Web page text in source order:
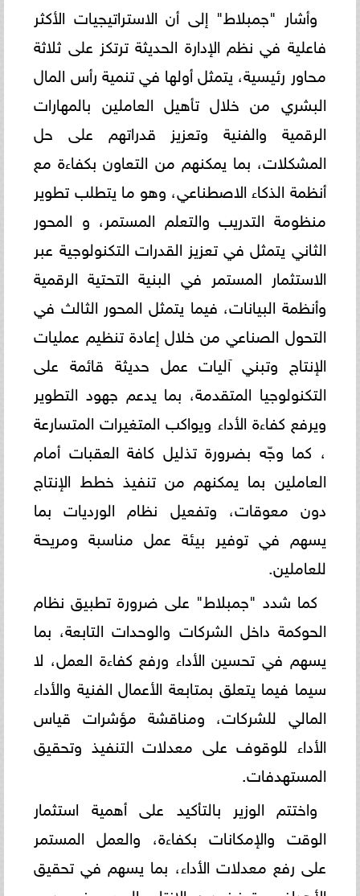
وأشار "جمبلاط" إلى أن الاستراتيجيات الأكثر
فاعلية في نظم الإدارة الحديثة ترتكز على ثلاثة
محاور رئيسية، يتمثل أولها في تنمية رأس المال
البشري من خلال تأهيل العاملين بالمهارات
الرقمية والفنية وتعزيز قدراتهم على حل
المشكلات، بما يمكنهم من التعاون بكفاءة مع
أنظمة الذكاء الاصطناعي، وهو ما يتطلب تطوير
منظومة التدريب والتعلم المستمر، و المحور
الثاني يتمثل في تعزيز القدرات التكنولوجية عبر
الاستثمار المستمر في البنية التحتية الرقمية
وأنظمة البيانات، فيما يتمثل المحور الثالث في
التحول الصناعي من خلال إعادة تنظيم عمليات
الإنتاج وتبني آليات عمل حديثة قائمة على
التكنولوجيا المتقدمة، بما يدعم جهود التطوير
ويرفع كفاءة الأداء ويواكب المتغيرات المتسارعة
، كما وجّه بضرورة تذليل كافة العقبات أمام
العاملين بما يمكنهم من تنفيذ خطط الإنتاج
دون معوقات، وتفعيل نظام الورديات بما
يسهم في توفير بيئة عمل مناسبة ومريحة
للعاملين.
كما شدد "جمبلاط" على ضرورة تطبيق نظام
الحوكمة داخل الشركات والوحدات التابعة، بما
يسهم في تحسين الأداء ورفع كفاءة العمل، لا
سيما فيما يتعلق بمتابعة الأعمال الفنية والأداء
المالي للشركات، ومناقشة مؤشرات قياس
الأداء للوقوف على معدلات التنفيذ وتحقيق
المستهدفات.
واختتم الوزير بالتأكيد على أهمية استثمار
الوقت والإمكانات بكفاءة، والعمل المستمر
على رفع معدلات الأداء، بما يسهم في تحقيق